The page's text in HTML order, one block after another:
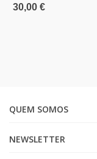
30,00 €
QUEM SOMOS
NEWSLETTER